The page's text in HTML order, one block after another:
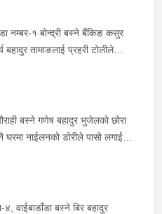
१२ बस्ने बर्ष अन्दाजी-२९ को
व०४-००१ ज ००८६ नं. को
मिर्चैया नगरपालिका-५ बस्ने
पोका पारी लुकाई छिपाई
देखिने गिलो पदार्थ ४५.१९० फेला
मोटरसाइकलमा सवार चालक
मण्डलले उक्त सामान दिई पठाएको
निजहरुलाई नियन्त्रणमा लिई थप
नम्बर-१ बोन्द्री बस्ने बैंकिङ कसुर
बहादुर तामाङलाई प्रहरी टोलीले
बस्ने गणेष बहादुर भुजेलको छोरा
नाईलनको डोरीले पासो लगाई
कार्य भइरहेको ।
वाईबाडाँडा बस्ने बिर बहादुर